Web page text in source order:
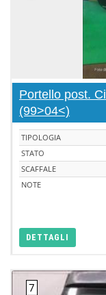
Portello post.
(99>04<)
TIPOLOGIA
STATO
SCAFFALE
NOTE
DETTAGLI